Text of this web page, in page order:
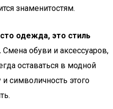
знаменитостям.
одежда, это стиль
Смена обуви и аксессуаров,
оставаться в модной
символичность этого